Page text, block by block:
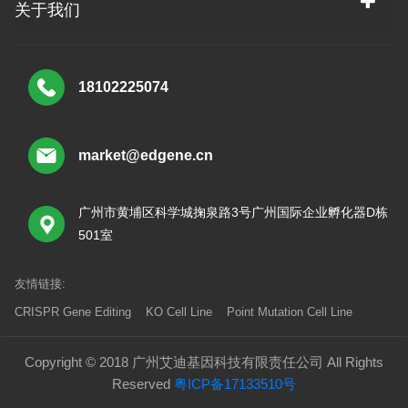
关于我们
18102225074
market@edgene.cn
广州市黄埔区科学城掬泉路3号广州国际企业孵化器D栋
501室
友情链接:
CRISPR Gene Editing KO Cell Line Point Mutation Cell Line
Copyright © 2018 广州艾迪基因科技有限责任公司 All Rights
Reserved 粤ICP备17133510号